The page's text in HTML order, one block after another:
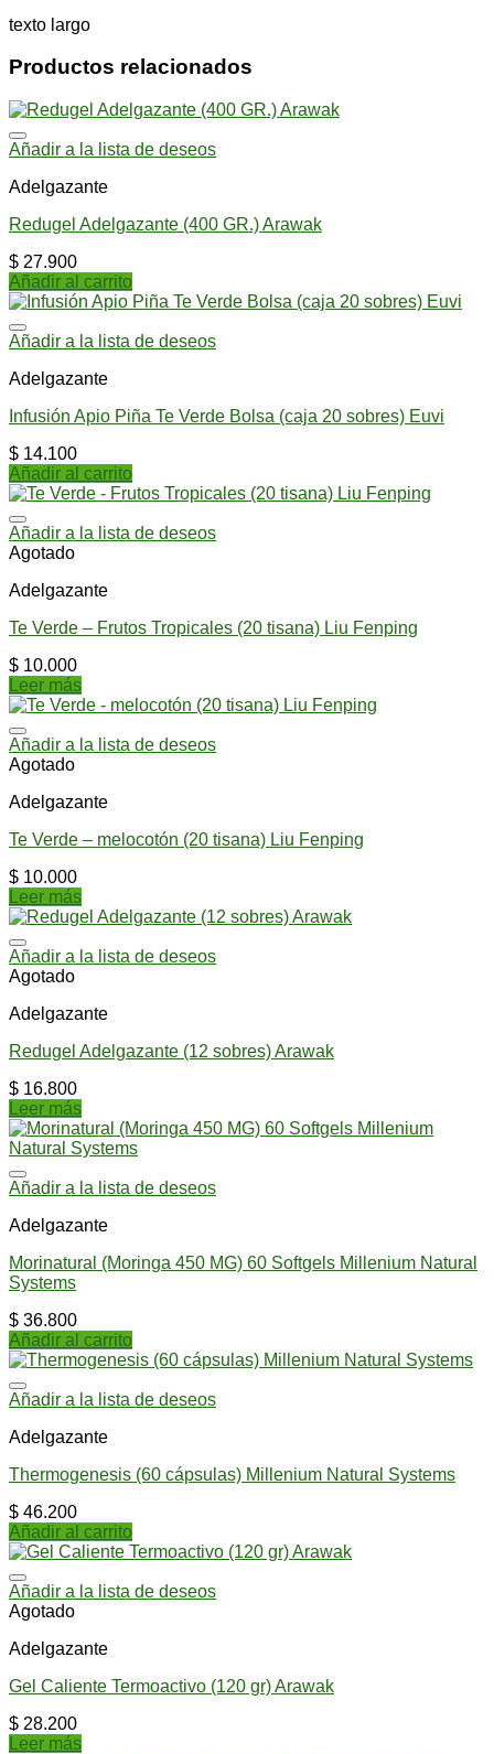
texto largo
Productos relacionados
Añadir a la lista de deseos
Adelgazante
Redugel Adelgazante (400 GR.) Arawak
$ 27.900
Añadir al carrito
Añadir a la lista de deseos
Adelgazante
Infusión Apio Piña Te Verde Bolsa (caja 20 sobres) Euvi
$ 14.100
Añadir al carrito
Añadir a la lista de deseos
Agotado
Adelgazante
Te Verde – Frutos Tropicales (20 tisana) Liu Fenping
$ 10.000
Leer más
Añadir a la lista de deseos
Agotado
Adelgazante
Te Verde – melocotón (20 tisana) Liu Fenping
$ 10.000
Leer más
Añadir a la lista de deseos
Agotado
Adelgazante
Redugel Adelgazante (12 sobres) Arawak
$ 16.800
Leer más
Añadir a la lista de deseos
Adelgazante
Morinatural (Moringa 450 MG) 60 Softgels Millenium Natural
Systems
$ 36.800
Añadir al carrito
Añadir a la lista de deseos
Adelgazante
Thermogenesis (60 cápsulas) Millenium Natural Systems
$ 46.200
Añadir al carrito
Añadir a la lista de deseos
Agotado
Adelgazante
Gel Caliente Termoactivo (120 gr) Arawak
$ 28.200
Leer más